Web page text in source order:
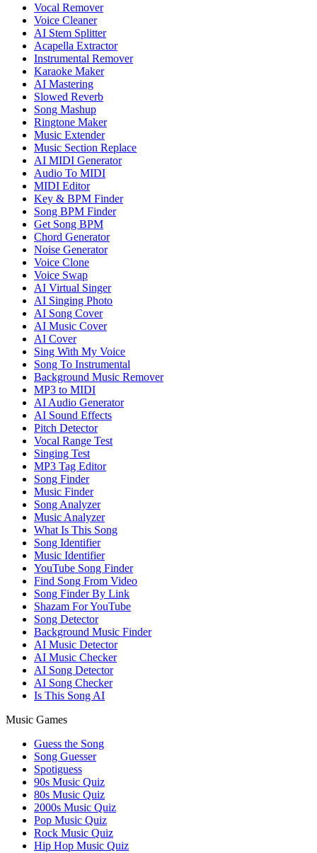
Vocal Remover
Voice Cleaner
AI Stem Splitter
Acapella Extractor
Instrumental Remover
Karaoke Maker
AI Mastering
Slowed Reverb
Song Mashup
Ringtone Maker
Music Extender
Music Section Replace
AI MIDI Generator
Audio To MIDI
MIDI Editor
Key & BPM Finder
Song BPM Finder
Get Song BPM
Chord Generator
Noise Generator
Voice Clone
Voice Swap
AI Virtual Singer
AI Singing Photo
AI Song Cover
AI Music Cover
AI Cover
Sing With My Voice
Song To Instrumental
Background Music Remover
MP3 to MIDI
AI Audio Generator
AI Sound Effects
Pitch Detector
Vocal Range Test
Singing Test
MP3 Tag Editor
Song Finder
Music Finder
Song Analyzer
Music Analyzer
What Is This Song
Song Identifier
Music Identifier
YouTube Song Finder
Find Song From Video
Song Finder By Link
Shazam For YouTube
Song Detector
Background Music Finder
AI Music Detector
AI Music Checker
AI Song Detector
AI Song Checker
Is This Song AI
Music Games
Guess the Song
Song Guesser
Spotiguess
90s Music Quiz
80s Music Quiz
2000s Music Quiz
Pop Music Quiz
Rock Music Quiz
Hip Hop Music Quiz